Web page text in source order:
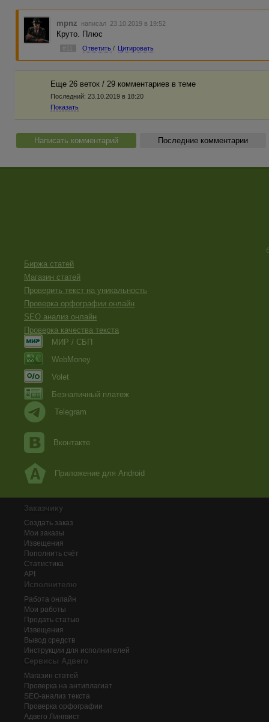
mpnz написал 23.10.2019 в 19:52
Круто. Плюс
#11 Ответить / Цитировать
Еще 26 веток / 29 комментариев в темe
Последний: 23.10.2019 в 18:20
Показать
Написать комментарий Последние комментарии
Биржа статей
Магазин статей
Проверить текст на уникальность
Проверка орфографии онлайн
SEO анализ онлайн
Проверка качества текста
МИР / СБП
WebMoney
Volet
Безналичный платеж
Telegram
Вконтакте
Приложение для Android
Заказчику
Создать заказ
Мои заказы
Извещения
Пополнить счёт
Статистика
API
Исполнителю
Работа онлайн
Мои работы
Продать статью
Извещения
Вывод средств
Инструкции для исполнителей
Сервисы Адвего
Магазин статей
Проверка на антиплагиат
SEO-анализ текста
Проверка орфографии
Адвего Лингвист